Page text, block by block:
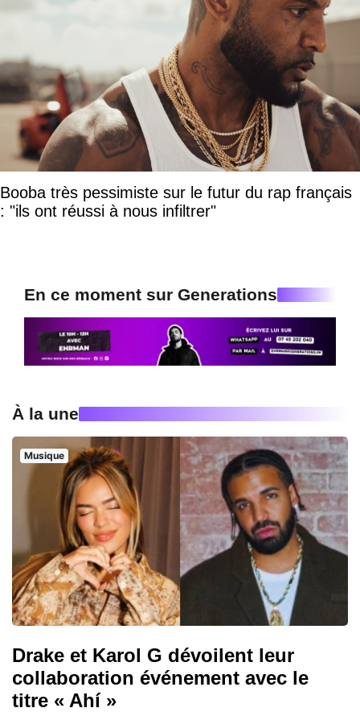
Booba très pessimiste sur le futur du rap français
: "ils ont réussi à nous infiltrer"
En ce moment sur Generations
À la une
Musique
Drake et Karol G dévoilent leur
collaboration événement avec le
titre « Ahí »